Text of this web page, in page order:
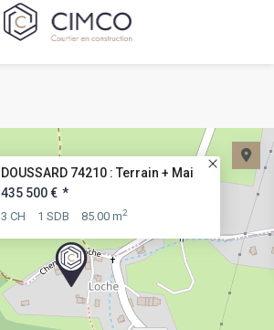
DOUSSARD 74210 : Terrain + Mai
435 500 € *
3 CH 1 SDB 85.00 m2